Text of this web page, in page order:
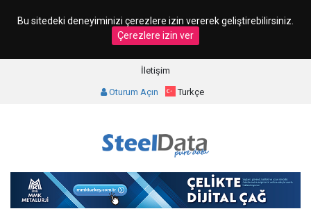
Bu sitedeki deneyiminizi çerezlere izin vererek geliştirebilirsiniz.
Çerezlere izin ver
İletişim
Oturum Açın Turkçe